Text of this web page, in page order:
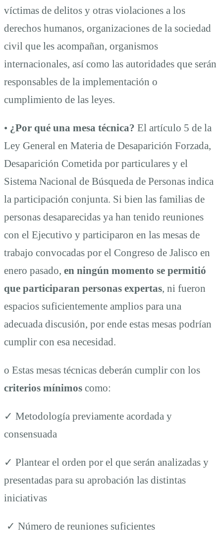
víctimas de delitos y otras violaciones a los
derechos humanos, organizaciones de la sociedad
civil que les acompañan, organismos
internacionales, así como las autoridades que serán
responsables de la implementación o
cumplimiento de las leyes.
• ¿Por qué una mesa técnica? El artículo 5 de la
Ley General en Materia de Desaparición Forzada,
Desaparición Cometida por particulares y el
Sistema Nacional de Búsqueda de Personas indica
la participación conjunta. Si bien las familias de
personas desaparecidas ya han tenido reuniones
con el Ejecutivo y participaron en las mesas de
trabajo convocadas por el Congreso de Jalisco en
enero pasado, en ningún momento se permitió
que participaran personas expertas, ni fueron
espacios suficientemente amplios para una
adecuada discusión, por ende estas mesas podrían
cumplir con esa necesidad.
o Estas mesas técnicas deberán cumplir con los
criterios mínimos como:
✓ Metodología previamente acordada y
consensuada
✓ Plantear el orden por el que serán analizadas y
presentadas para su aprobación las distintas
iniciativas
✓ Número de reuniones suficientes